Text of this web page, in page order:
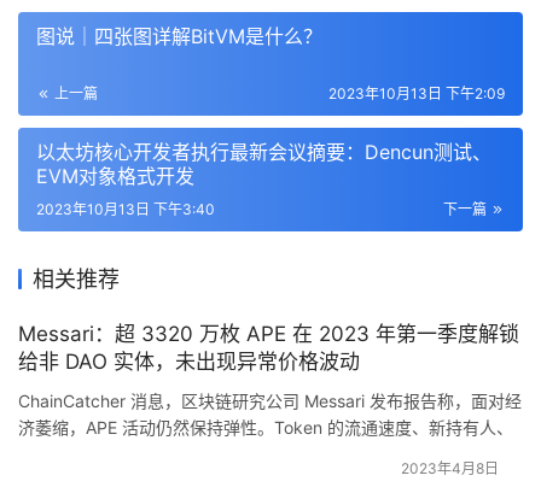
加密货币风险投资
按交易数量和投资资本划分
19.75 亿美元，创下了新的周期低点，也是 2020 年第四季
元峰值后开始的下降趋势。过去四个季度加密货币和区块链
金还少。交易数量在本周期也创下了新低，仅有 376 笔交
图说｜四张图详解BitVM是什么？
上一篇 2023年10月13日 下午2:09
以太坊核心开发者执行最新会议摘要：Dencun测试、
EVM对象格式开发
下一篇
2023年10月13日 下午3:40
相关推荐
Messari：超 3320 万枚 APE 在 2023 年第一季度解锁
给非 DAO 实体，未出现异常价格波动
ChainCatcher 消息，区块链研究公司 Messari 发布报告称，面对经
济萎缩，APE 活动仍然保持弹性。Token 的流通速度、新持有人、
比增长。 与上一季度相比，APE 在 2023 年第一季度的完全稀释估
2023年4月8日